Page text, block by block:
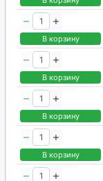
В корзину
В корзину
В корзину
В корзину